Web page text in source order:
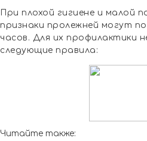
При плохой гигиене и малой
признаки пролежней могут
часов. Для их профилактики
следующие правила:
Читайте также: